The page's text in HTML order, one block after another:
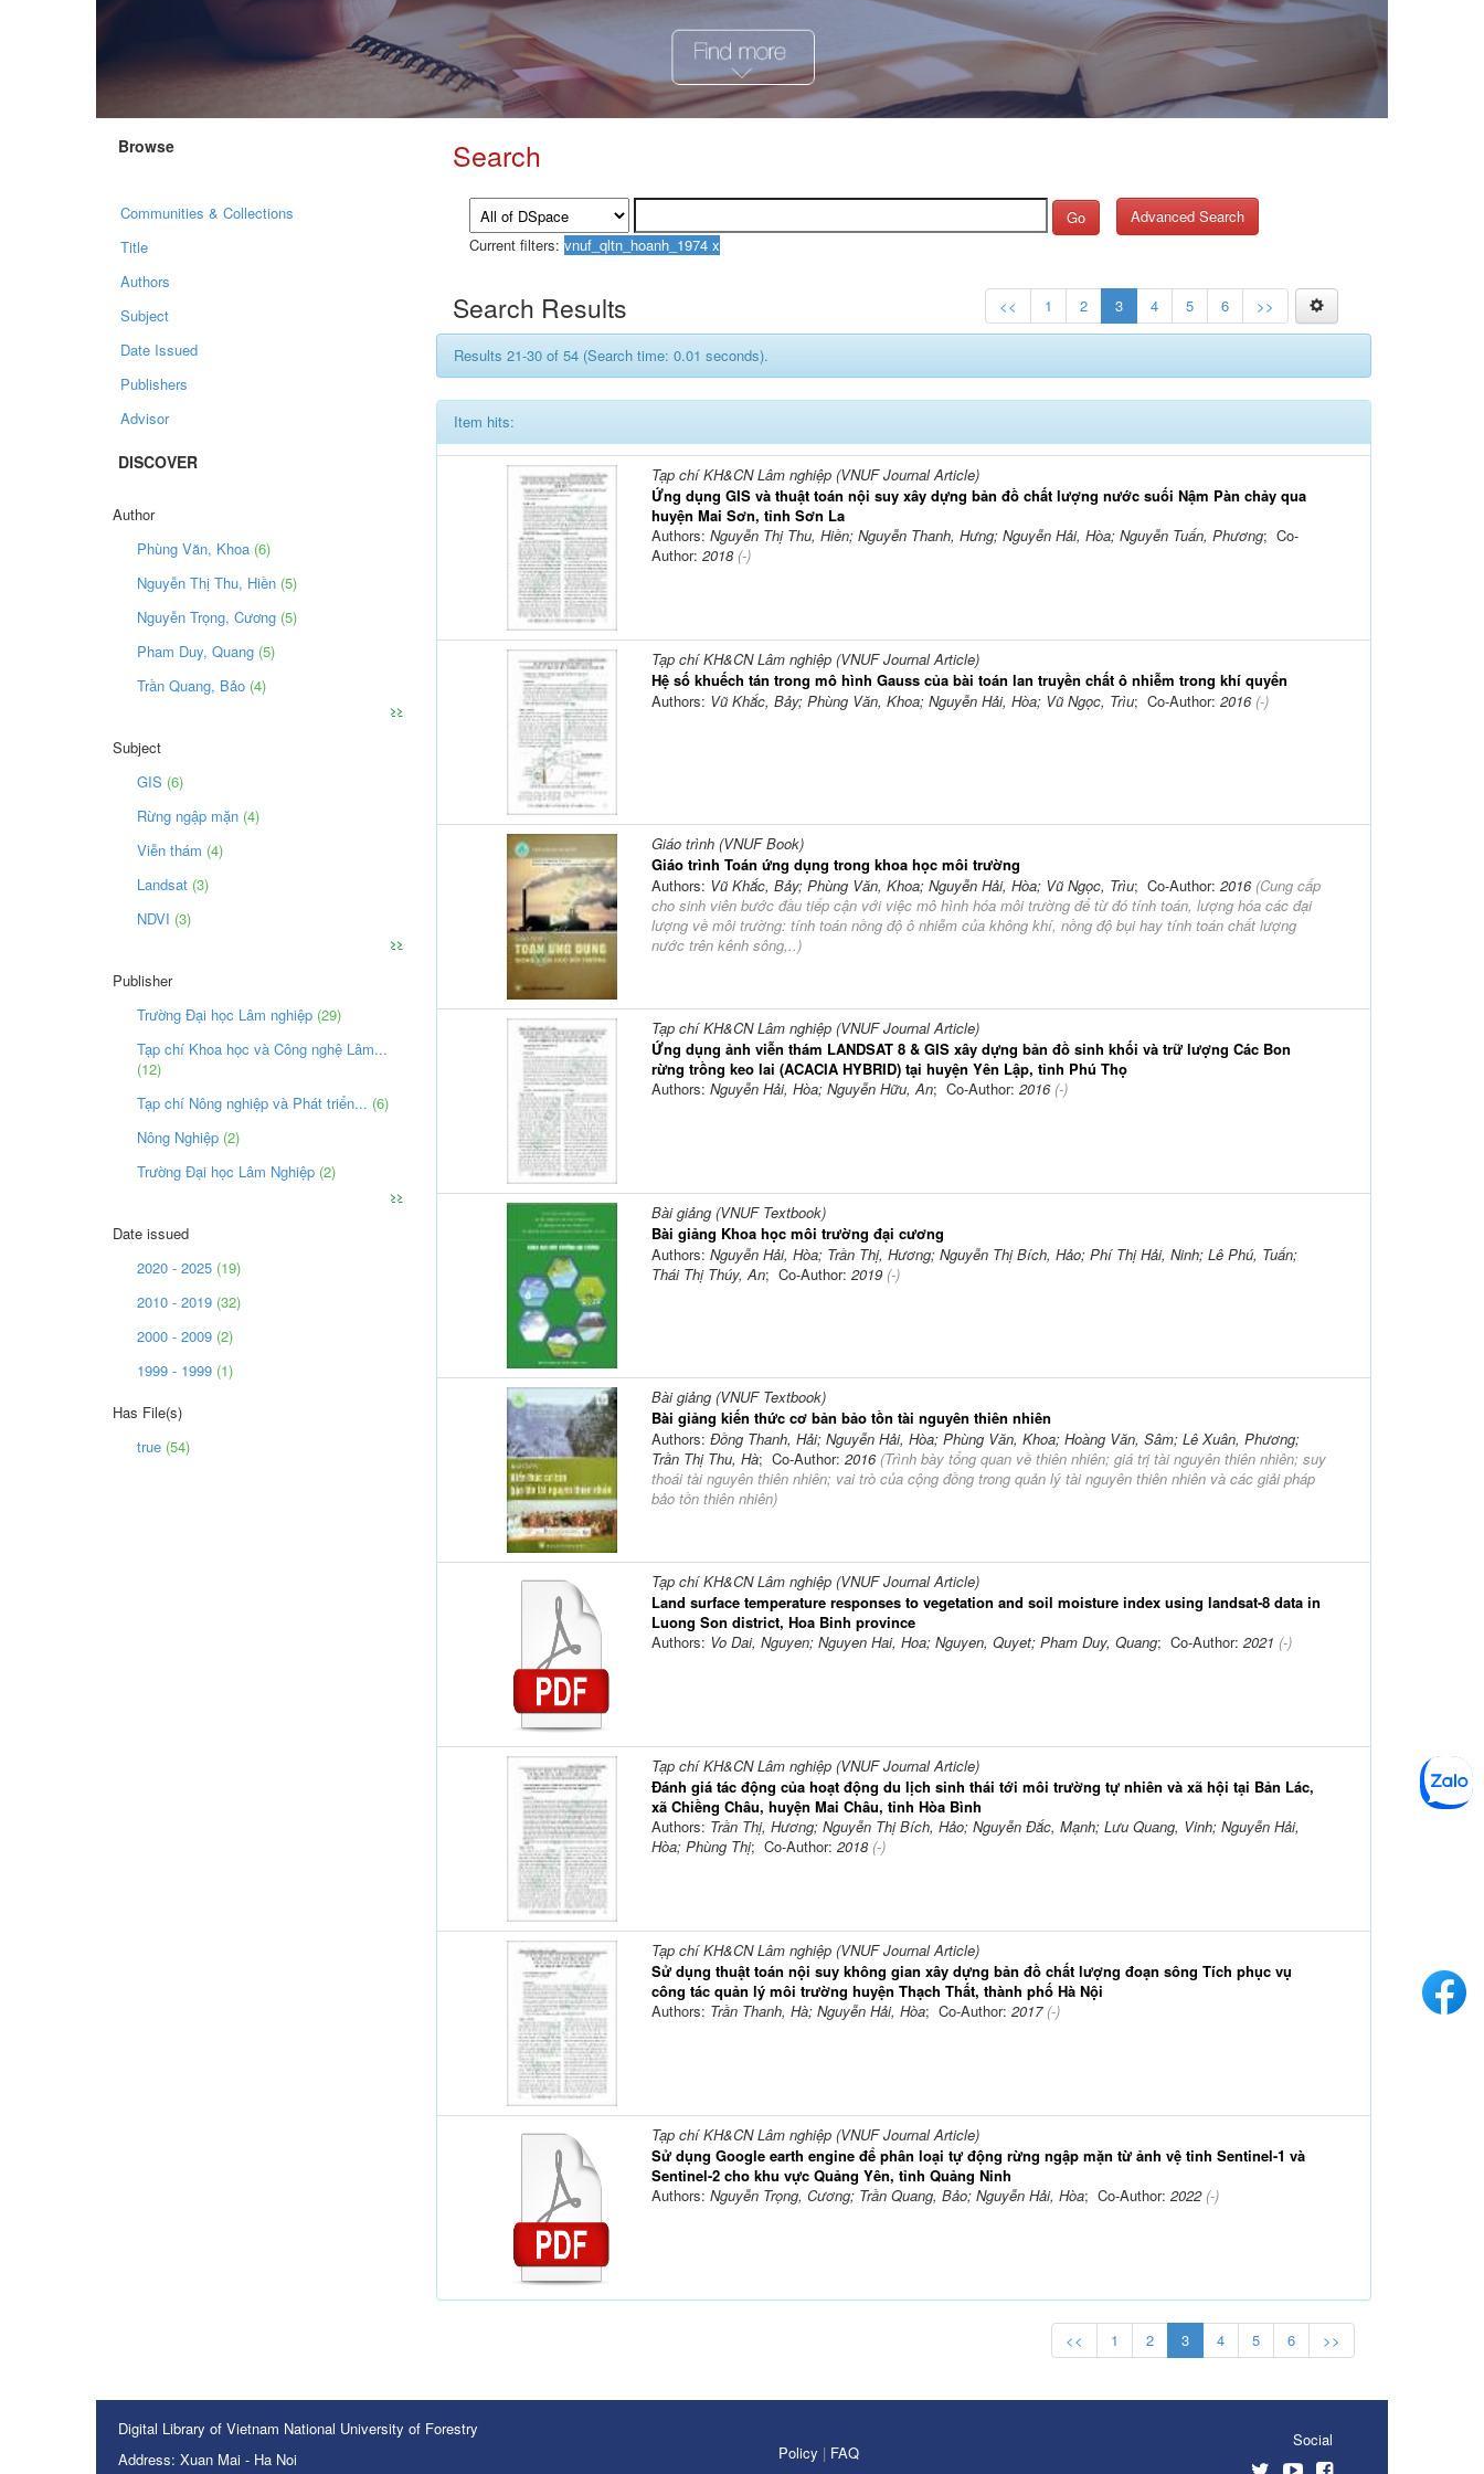
Browse
Communities & Collections
Title
Authors
Subject
Date Issued
Publishers
Advisor
DISCOVER
Author
Phùng Văn, Khoa (6)
Nguyễn Thị Thu, Hiền (5)
Nguyễn Trọng, Cương (5)
Pham Duy, Quang (5)
Trần Quang, Bảo (4)
>>
Subject
GIS (6)
Rừng ngập mặn (4)
Viễn thám (4)
Landsat (3)
NDVI (3)
>>
Publisher
Trường Đại học Lâm nghiệp (29)
Tạp chí Khoa học và Công nghệ Lâm...
(12)
Tạp chí Nông nghiệp và Phát triển... (6)
Nông Nghiệp (2)
Trường Đại học Lâm Nghiệp (2)
>>
Date issued
2020 - 2025 (19)
2010 - 2019 (32)
2000 - 2009 (2)
1999 - 1999 (1)
Has File(s)
true (54)
Search
Go
Current filters:
Advanced Search
Search Results << 1 2 3 4 5 6 >>
Results 21-30 of 54 (Search time: 0.01 seconds).
Item hits:
Tạp chí KH&CN Lâm nghiệp (VNUF Journal Article)
Ứng dụng GIS và thuật toán nội suy xây dựng bản đồ chất lượng nước suối Nậm Pàn chảy qua
huyện Mai Sơn, tỉnh Sơn La
Authors: Nguyễn Thị Thu, Hiền; Nguyễn Thanh, Hưng; Nguyễn Hải, Hòa; Nguyễn Tuấn, Phương; Co-
Author: 2018(-)
Tạp chí KH&CN Lâm nghiệp (VNUF Journal Article)
Hệ số khuếch tán trong mô hình Gauss của bài toán lan truyền chất ô nhiễm trong khí quyển
Authors: Vũ Khắc, Bảy; Phùng Văn, Khoa; Nguyễn Hải, Hòa; Vũ Ngọc, Trìu; Co-Author: 2016(-)
Giáo trình (VNUF Book)
Giáo trình Toán ứng dụng trong khoa học môi trường
Authors: Vũ Khắc, Bảy; Phùng Văn, Khoa; Nguyễn Hải, Hòa; Vũ Ngọc, Trìu; Co-Author: 2016(Cung cấp
cho sinh viên bước đầu tiếp cận với việc mô hình hóa môi trường để từ đó tính toán, lượng hóa các đại
lượng về môi trường: tính toán nồng độ ô nhiễm của không khí, nồng độ bụi hay tính toán chất lượng
nước trên kênh sông,..)
Tạp chí KH&CN Lâm nghiệp (VNUF Journal Article)
Ứng dụng ảnh viễn thám LANDSAT 8 & GIS xây dựng bản đồ sinh khối và trữ lượng Các Bon
rừng trồng keo lai (ACACIA HYBRID) tại huyện Yên Lập, tỉnh Phú Thọ
Authors: Nguyễn Hải, Hòa; Nguyễn Hữu, An; Co-Author: 2016(-)
Bài giảng (VNUF Textbook)
Bài giảng Khoa học môi trường đại cương
Authors: Nguyễn Hải, Hòa; Trần Thị, Hương; Nguyễn Thị Bích, Hảo; Phí Thị Hải, Ninh; Lê Phú, Tuấn;
Thái Thị Thúy, An; Co-Author: 2019(-)
Bài giảng (VNUF Textbook)
Bài giảng kiến thức cơ bản bảo tồn tài nguyên thiên nhiên
Authors: Đồng Thanh, Hải; Nguyễn Hải, Hòa; Phùng Văn, Khoa; Hoàng Văn, Sâm; Lê Xuân, Phương;
Trần Thị Thu, Hà; Co-Author: 2016(Trình bày tổng quan về thiên nhiên; giá trị tài nguyên thiên nhiên; suy
thoái tài nguyên thiên nhiên; vai trò của cộng đồng trong quản lý tài nguyên thiên nhiên và các giải pháp
bảo tồn thiên nhiên)
Tạp chí KH&CN Lâm nghiệp (VNUF Journal Article)
Land surface temperature responses to vegetation and soil moisture index using landsat-8 data in
Luong Son district, Hoa Binh province
Authors: Vo Dai, Nguyen; Nguyen Hai, Hoa; Nguyen, Quyet; Pham Duy, Quang; Co-Author: 2021 (-)
Tạp chí KH&CN Lâm nghiệp (VNUF Journal Article)
Đánh giá tác động của hoạt động du lịch sinh thái tới môi trường tự nhiên và xã hội tại Bản Lác,
xã Chiềng Châu, huyện Mai Châu, tỉnh Hòa Bình
Authors: Trần Thị, Hương; Nguyễn Thị Bích, Hảo; Nguyễn Đắc, Mạnh; Lưu Quang, Vinh; Nguyễn Hải,
Hòa; Phùng Thị; Co-Author: 2018(-)
Tạp chí KH&CN Lâm nghiệp (VNUF Journal Article)
Sử dụng thuật toán nội suy không gian xây dựng bản đồ chất lượng đoạn sông Tích phục vụ
công tác quản lý môi trường huyện Thạch Thất, thành phố Hà Nội
Authors: Trần Thanh, Hà; Nguyễn Hải, Hòa; Co-Author: 2017(-)
Tạp chí KH&CN Lâm nghiệp (VNUF Journal Article)
Sử dụng Google earth engine để phân loại tự động rừng ngập mặn từ ảnh vệ tinh Sentinel-1 và
Sentinel-2 cho khu vực Quảng Yên, tỉnh Quảng Ninh
Authors: Nguyễn Trọng, Cương; Trần Quang, Bảo; Nguyễn Hải, Hòa; Co-Author: 2022(-)
<< 1 2 3 4 5 6 >>
Digital Library of Vietnam National University of Forestry
Address: Xuan Mai - Ha Noi
Policy | FAQ
Social